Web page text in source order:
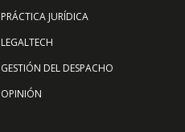
PRÁCTICA JURÍDICA
LEGALTECH
GESTIÓN DEL DESPACHO
OPINIÓN